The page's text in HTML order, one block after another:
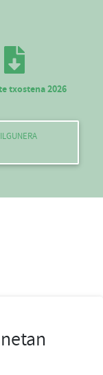
txostena 2026